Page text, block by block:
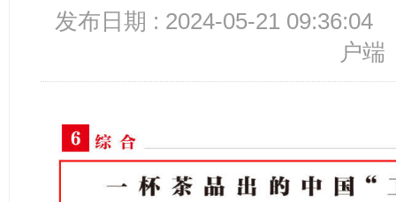
发布日期 : 2024-05-21 09:36:04
户端